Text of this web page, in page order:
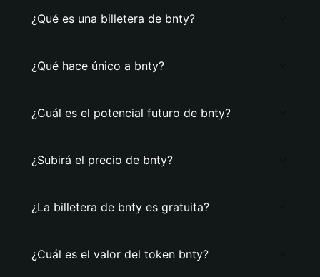
¿Qué es una billetera de bnty?
¿Qué hace único a bnty?
¿Cuál es el potencial futuro de bnty?
¿Subirá el precio de bnty?
¿La billetera de bnty es gratuita?
¿Cuál es el valor del token bnty?